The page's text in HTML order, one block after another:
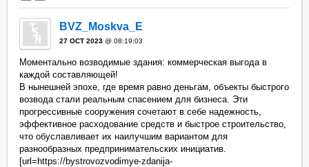
BVZ_Moskva_E
27 OCT 2023 @ 08:19:03
Моментально возводимые здания: коммерческая выгода в
каждой составляющей!
В нынешней эпохе, где время равно деньгам, объекты быстрого
возвода стали реальным спасением для бизнеса. Эти
прогрессивные сооружения сочетают в себе надежность,
эффективное расходование средств и быстрое строительство,
что обуславливает их наилучшим вариантом для
разнообразных предпринимательских инициатив.
[url=https://bystrovozvodimye-zdanija-